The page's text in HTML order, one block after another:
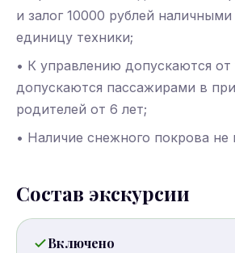
и залог 10000 рублей
единицу техники;
• К управлению допускаются от
допускаются пассажирами в
родителей от 6 лет;
• Наличие снежного покрова не
Состав экскурсии
Включено